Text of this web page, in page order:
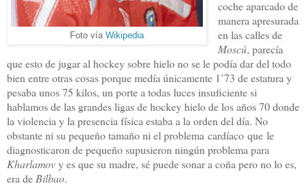
Foto vía Wikipedia
coche aparcado de
manera apresurada
en las calles de
Moscú, parecía
que esto de jugar al hockey sobre hielo no se le podía dar del todo
bien entre otras cosas porque medía únicamente 1’73 de estatura y
pesaba unos 75 kilos, un porte a todas luces insuficiente si
hablamos de las grandes ligas de hockey hielo de los años 70 donde
la violencia y la presencia física estaba a la orden del día. No
obstante ni su pequeño tamaño ni el problema cardíaco que le
diagnosticaron de pequeño supusieron ningún problema para
Kharlamovy es que su madre, sé puede sonar a coña pero no lo es,
era de Bilbao.